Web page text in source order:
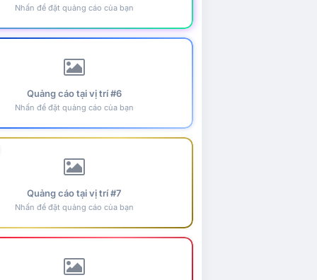
Nhấn để đặt quảng cáo của bạn
Quảng cáo tại vị trí #6
Nhấn để đặt quảng cáo của bạn
Quảng cáo tại vị trí #7
Nhấn để đặt quảng cáo của bạn